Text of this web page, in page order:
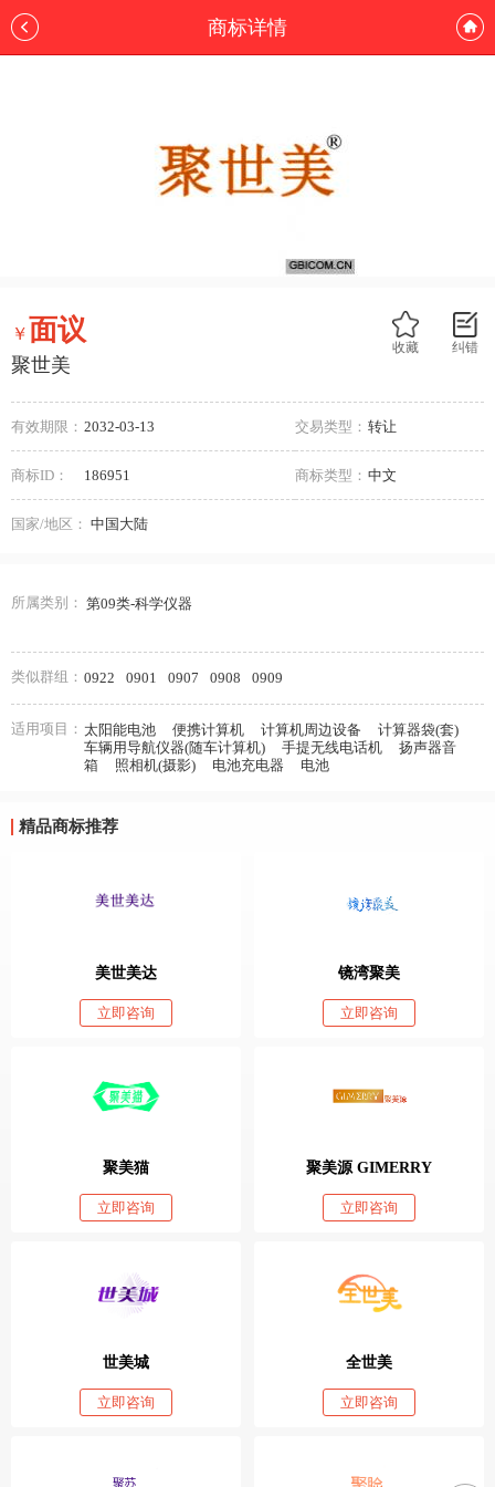
商标详情
纠错
收藏
￥面议
聚世美
有效期限： 2032-03-13 交易类型： 转让
商标ID： 186951 商标类型： 中文
国家/地区： 中国大陆
所属类别： 第09类-科学仪器
类似群组： 0922 0901 0907 0908 0909
适用项目： 太阳能电池 便携计算机 计算机周边设备
计算器袋(套)
车辆用导航仪器(随车计算机)
手提无线电话机
扬声器音
箱
照相机(摄影) 电池充电器 电池
精品商标推荐
美世美达
立即咨询
镜湾聚美
立即咨询
聚美猫
立即咨询
聚美源 GIMERRY
立即咨询
世美城
立即咨询
全世美
立即咨询